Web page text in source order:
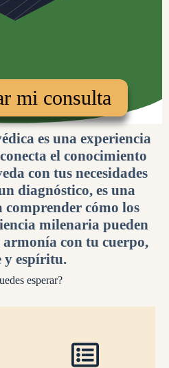
mi consulta
es una experiencia
el conocimiento
con tus necesidades
diagnóstico, es una
cómo los
milenaria pueden
con tu cuerpo,
y espíritu.
esperar?